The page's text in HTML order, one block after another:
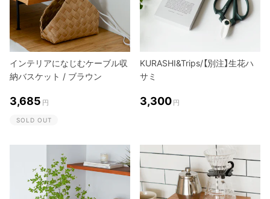
インテリアになじむケーブル収
納バスケット / ブラウン
3,685 円
SOLD OUT
KURASHI&Trips/【別注】生花ハ
サミ
3,300 円